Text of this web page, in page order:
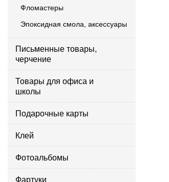
Фломастеры
Эпоксидная смола, аксессуары
Письменные товары,
черчение
Товары для офиса и
школы
Подарочные карты
Клей
Фотоальбомы
Фартуки